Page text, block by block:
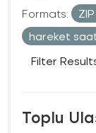
Formats:
ZIP
hareket
Filter
Toplu